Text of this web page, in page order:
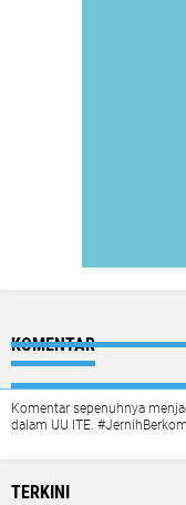
KOMENTAR
Komentar sepenuhnya
dalam UU ITE.
TERKINI